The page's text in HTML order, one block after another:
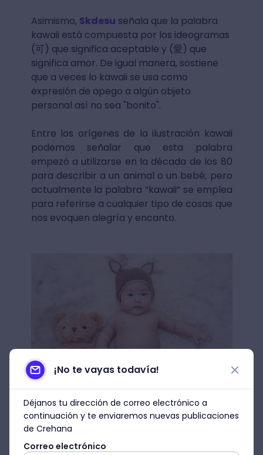
Asimismo, Skdesu señala que la palabra
kawaii está compuesta por los ideogramas
(可) que significa aceptable y (愛) que
significa amor. De igual manera, sostiene
que a veces lo kawaii se usa como
expresión de apego a algún objeto
personal así no sea "bonito".
Entre los orígenes de la ilustración kawaii
podemos señalar que esta palabra
empezó a utilizarse en la década de los 80
para describir a un animal o un bebé; pero
actualmente la palabra “kawaii” se emplea
para referirse a cualquier tipo de cosas que
nos evoquen alegría y encanto.
kawaii ha logrado trasladarse de
¡No te vayas todavía!
Déjanos tu dirección de correo electrónico a
continuación y te enviaremos nuevas publicaciones
de Crehana
Correo electrónico